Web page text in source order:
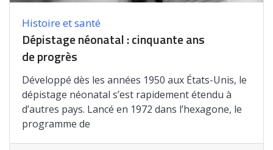
Histoire et santé
Dépistage néonatal : cinquante ans
de progrès
Développé dès les années 1950 aux États-Unis, le
dépistage néonatal s’est rapidement étendu à
d’autres pays. Lancé en 1972 dans l’hexagone, le
programme de